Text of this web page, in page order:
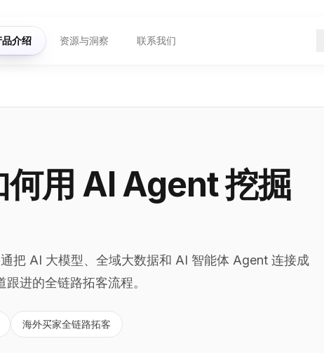
品介绍 资源与洞察 联系我们
用 AI Agent 挖掘
把 AI 大模型、全域大数据和 AI 智能体 Agent 连接成
进的全链路拓客流程。
海外买家全链路拓客